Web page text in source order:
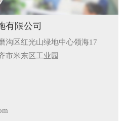
有限公司
沟区红光山绿地中心领海17
米东区工业园
事项
供一个舒心候车环境
系